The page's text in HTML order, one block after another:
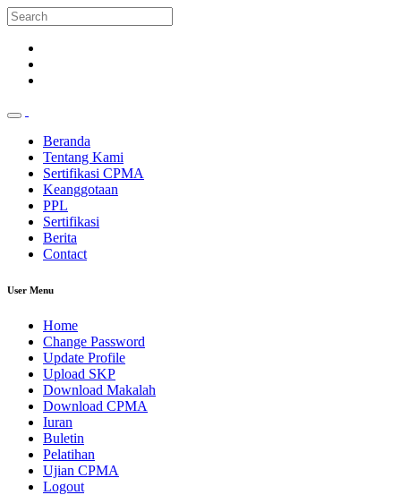
Beranda
Tentang Kami
Sertifikasi CPMA
Keanggotaan
PPL
Sertifikasi
Berita
Contact
User Menu
Home
Change Password
Update Profile
Upload SKP
Download Makalah
Download CPMA
Iuran
Buletin
Pelatihan
Ujian CPMA
Logout